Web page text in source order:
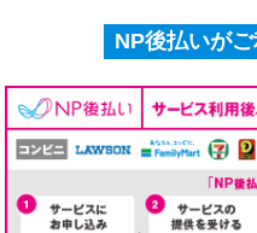
NP後払いが